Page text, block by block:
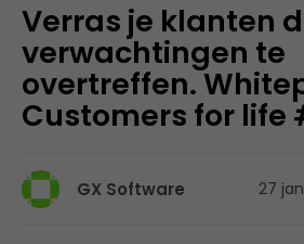
Verras je klanten
verwachtingen te
overtreffen.
Customers for life
GX Software 27